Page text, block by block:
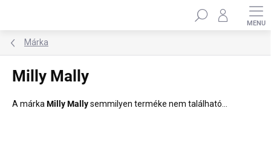
tartalomhoz
Keresés
Márka
Milly Mally
A márka Milly Mallysemmilyen terméke nem található...